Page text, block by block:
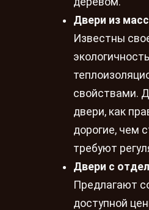
Двери из
Известны
свойствами.
двери, как
дорогие, чем
требуют
Двери с
Предлагают
доступной